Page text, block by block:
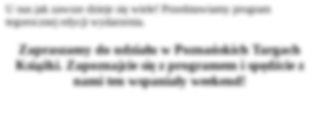
U nas jak zawsze dzieje się wiele! Przedstawiamy program
tegorocznej edycji wydarzenia.
Zapraszamy do udziału w Poznańskich Targach
Książki. Zapoznajcie się z programem i spędźcie z
nami ten wspaniały weekend!